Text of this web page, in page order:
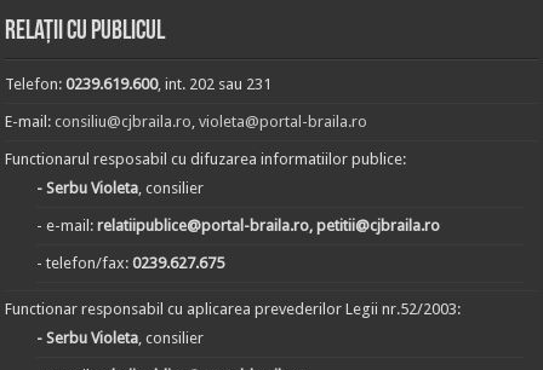
Relații cu publicul
Telefon:0239.619.600, int. 202 sau 231
E-mail:consiliu@cjbraila.ro,violeta@portal-braila.ro
Functionarul resposabil cu difuzarea informatiilor publice:
- Serbu Violeta, consilier
- e-mail:relatiipublice@portal-braila.ro, petitii@cjbraila.ro
- telefon/fax:0239.627.675
Functionar responsabil cu aplicarea prevederilor Legii nr.52/2003:
- Serbu Violeta, consilier